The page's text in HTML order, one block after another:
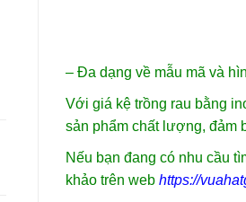
– Đa dạng về mẫu mã và
Với giá kệ trồng rau bằng
sản phẩm chất lượng, đảm
Nếu bạn đang có nhu cầu
khảo trên web https://